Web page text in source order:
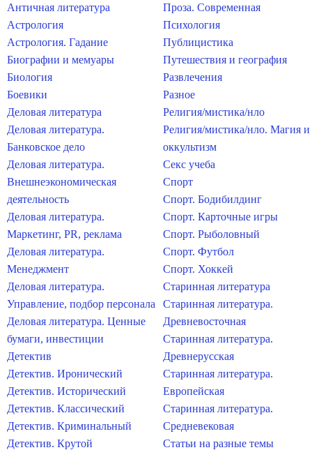
Античная литература
Астрология
Астрология. Гадание
Биографии и мемуары
Биология
Боевики
Деловая литература
Деловая литература.
Банковское дело
Деловая литература.
Внешнеэкономическая
деятельность
Деловая литература.
Маркетинг, PR, реклама
Деловая литература.
Менеджмент
Деловая литература.
Управление, подбор персонала
Деловая литература. Ценные
бумаги, инвестиции
Детектив
Детектив. Иронический
Детектив. Исторический
Детектив. Классический
Детектив. Криминальный
Детектив. Крутой
Проза. Современная
Психология
Публицистика
Путешествия и география
Развлечения
Разное
Религия/мистика/нло
Религия/мистика/нло. Магия и
оккультизм
Секс учеба
Спорт
Спорт. Бодибилдинг
Спорт. Карточные игры
Спорт. Рыболовный
Спорт. Футбол
Спорт. Хоккей
Старинная литература
Старинная литература.
Древневосточная
Старинная литература.
Древнерусская
Старинная литература.
Европейская
Старинная литература.
Средневековая
Статьи на разные темы